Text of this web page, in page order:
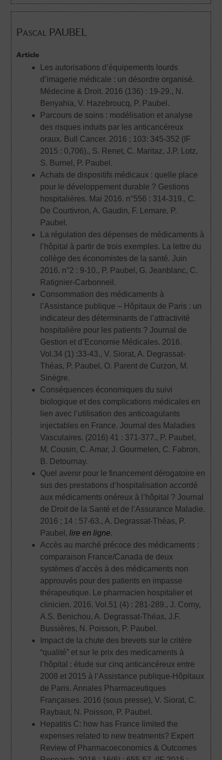
Pascal PAUBEL
Article
Les autorisations d’équipements lourds
d’imagerie médicale : un désordre organisé.
Médecine & Droit. 2016 (136) : 19-29., N.
Benyahia, V. Hazebroucq, P. Paubel.
Parcours de soins : modélisation et analyse
des risques induits par les anticancéreux
oraux. Bull Cancer. 2016 ; 103: 345-352 (IF
2015 : 0,706)., S. Renet, C. Maritaz, J.P. Lotz,
S. Burnel, P. Paubel.
Achats de dispositifs médicaux : quelle place
pour le développement durable ? Gestions
hospitalières. Mai 2016. n°556 : 314-319., C.
De Courtivron, A. Gaudin, F. Lemare, P.
Paubel.
La régulation des dépenses de médicaments à
l’hôpital à partir de trois exemples. La lettre du
collège des économistes de la santé. Juin
2016. n°2 : 9-10., P. Paubel, G. Jeanblanc, C.
Ratignier-Carbonneil.
Consommation des médicaments à
l’Assistance publique – Hôpitaux de Paris : un
indicateur des déterminants de l’attractivité
hospitalière pour les patients ? Journal de
Gestion et d’Economie Médicales. 2016.
Vol.34 (1) :33-43., V. Siorat, A. Degrassat-
Théas, P. Paubel, O. Parent de Curzon, M.
Sinègre.
Conséquences économiques du suivi
biologique et des complications médicales en
lien avec l’utilisation des anticoagulants
injectables en France. Journal des Maladies
Vasculaires. (2016) 41 : 371-377., P. Paubel,
M. Cousin, C. Amar, J. Gourmelen, C. Fabron,
B. Detournay.
Quel avenir pour le financement dérogatoire en
sus des prestations d’hospitalisation accordé
aux médicaments onéreux à l’hôpital ? Journal
de Droit de la Santé et de l’Assurance Maladie.
2016 ; 14 : 57-63., A. Degrassat-Théas, P.
Paubel,lire en ligne.
Accès au marché précoce des médicaments :
comparaison France/Canada de deux
systèmes d’accès à des médicaments non
approuvés pour des patients en impasse
thérapeutique. Le pharmacien hospitalier et
clinicien. 2016. Vol.51 (4) : 281-289., J. Corny,
A.S. Benichou, A. Degrassat-Théas, J.F.
Bussières, N. Poisson, P. Paubel.
Impact de la chute des brevets sur le critère
“qualité” et sur le prix des medicaments à
l’hôpital : étude sur cinq anticancéreux entre
2008 et 2015 à l’Assistance publique-Hôpitaux
de Paris. Annales Pharmaceutiques
Françaises. 2016 (sous presse), V. Siorat, C.
Raybaut, N. Poisson, P. Paubel.
Hepatitis C: how has France limited the
expenses related to new treatments? Expert
Review of Pharmacoeconomics & Outcomes